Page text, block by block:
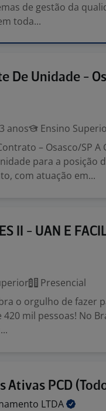
de gestão da
toda...
De Unidade -
anos Ensino
– Osasco/SP A
para a posição
com atuação em...
II - UAN E
Presencial
o orgulho de fazer
mil pessoas! No
Ativas PCD
LTDA